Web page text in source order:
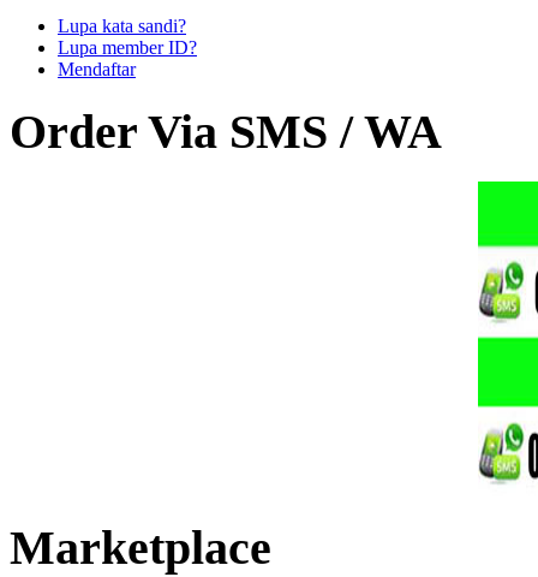
Lupa kata sandi?
Lupa member ID?
Mendaftar
Order Via SMS / WA
Marketplace